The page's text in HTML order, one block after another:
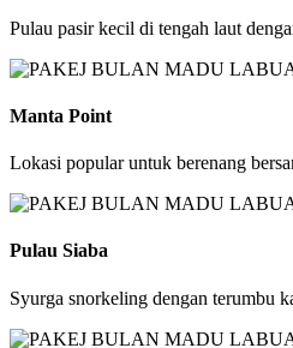
Pulau pasir kecil di tengah laut
Manta Point
Lokasi popular untuk berenang
Pulau Siaba
Syurga snorkeling dengan terumbu